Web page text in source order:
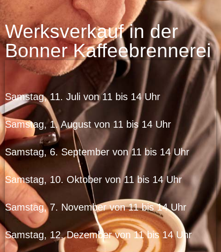
Werksverkauf in der
Bonner Kaffeebrennerei
Samstag, 11. Juli von 11 bis 14 Uhr
Samstag, 1. August von 11 bis 14 Uhr
Samstag, 6. September von 11 bis 14 Uhr
Samstag, 10. Oktober von 11 bis 14 Uhr
Samstag, 7. November von 11 bis 14 Uhr
Samstag, 12. Dezember von 11 bis 14 Uhr